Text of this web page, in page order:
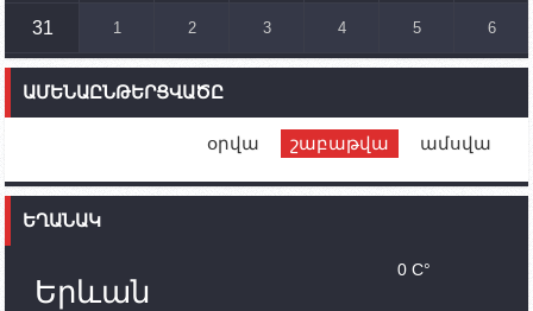
ունեն. կիպրոսցի խորհրդարանականը՝ Ալեն
Ֆրանսիայի ԱԳ նախարարը կայցելի Հայաստան
պատասխանատուներ կմնան ԼՂ-ում՝ մինչև
որոնողափրկարարական աշխատանքների
31 1 2 3 4 5 6
ԱՄԵՆԱԸՆԹԵՐՑՎԱԾԸ
օրվա շաբաթվա ամսվա
ԵՂԱՆԱԿ
Երևան
0 C°